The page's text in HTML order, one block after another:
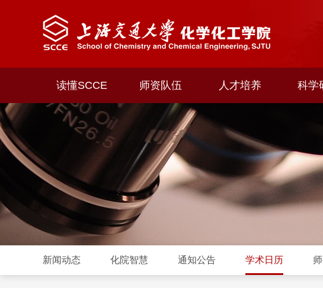
读懂SCCE 师资队伍 人才培养 科学
新闻动态 化院智慧 通知公告 学术日历